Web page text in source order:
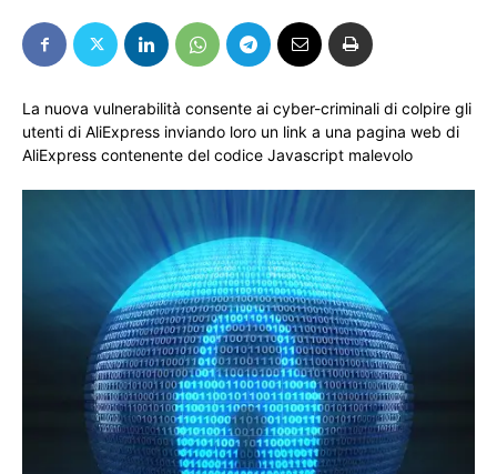
La nuova vulnerabilità consente ai cyber-criminali di colpire gli
utenti di AliExpress inviando loro un link a una pagina web di
AliExpress contenente del codice Javascript malevolo